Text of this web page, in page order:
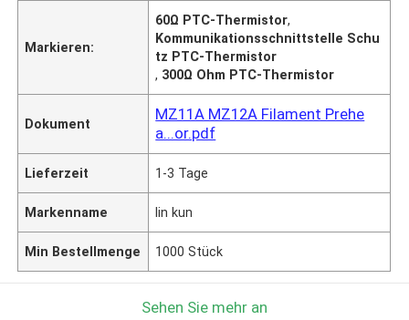
Markieren:
60Ω PTC-Thermistor,
Kommunikationsschnittstelle Schu
tz PTC-Thermistor
, 300Ω Ohm PTC-Thermistor
Dokument
MZ11A MZ12A Filament Prehe
a...or.pdf
Lieferzeit 1-3 Tage
Markenname lin kun
Min Bestellmenge 1000 Stück
Sehen Sie mehr an